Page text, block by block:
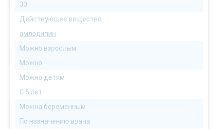
30
Действующее вещество
амлодипин
Можно взрослым
Можно
Можно детям
С 6 лет
Можна беременным
По назначению врача